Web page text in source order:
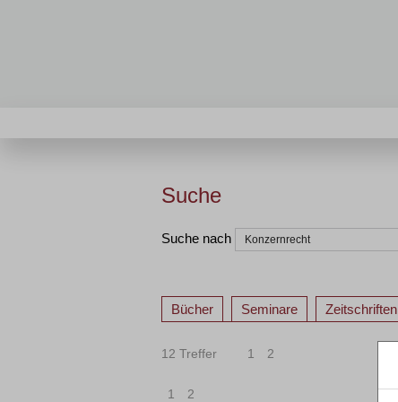
Suche
Suche nach
Bücher Seminare Zeitschriften
12 Treffer 1 2
1 2